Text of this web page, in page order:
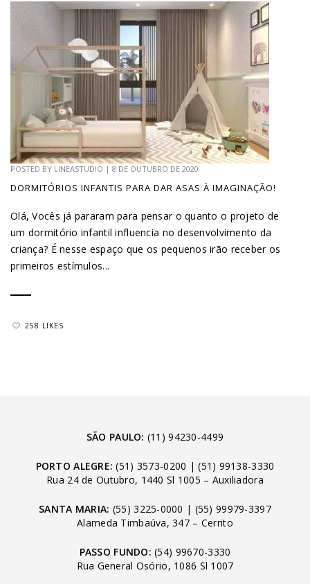
POSTED BY LINEASTUDIO | 8 DE OUTUBRO DE 2020
DORMITÓRIOS INFANTIS PARA DAR ASAS À IMAGINAÇÃO!
Olá, Vocês já pararam para pensar o quanto o projeto de
um dormitório infantil influencia no desenvolvimento da
criança? É nesse espaço que os pequenos irão receber os
primeiros estímulos...
258 LIKES
SÃO PAULO: (11) 94230-4499
PORTO ALEGRE: (51) 3573-0200 |(51) 99138-3330
Rua 24 de Outubro, 1440 Sl 1005 – Auxiliadora
SANTA MARIA: (55) 3225-0000 | (55) 99979-3397
Alameda Timbaúva, 347 – Cerrito
PASSO FUNDO: (54) 99670-3330
Rua General Osório, 1086 Sl 1007